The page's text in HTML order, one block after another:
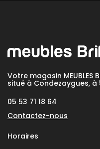
Votre magasin MEUBLES
situé à Condezaygues, à
05 53 71 18 64
Contactez-nous
Horaires